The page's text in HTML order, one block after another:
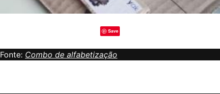
Save
Fonte: Combo de alfabetização